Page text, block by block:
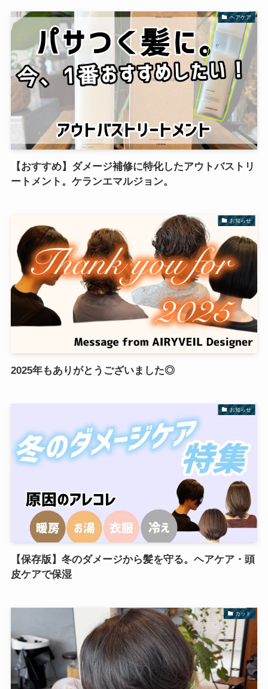
ヘアケア
【おすすめ】ダメージ補修に特化したアウトバストリ
ートメント。ケランエマルジョン。
お知らせ
2025年もありがとうございました◎
お知らせ
【保存版】冬のダメージから髪を守る。ヘアケア・頭
皮ケアで保湿
カット